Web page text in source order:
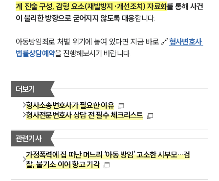
계 진술 구성, 감형 요소(재발방지·개선조치) 자료화를 통해 사건
이 불리한 방향으로 굳어지지 않도록 대응합니다.
아동방임죄로 처벌 위기에 놓여 있다면 지금 바로 🔗형사변호사
법률상담예약을 진행해보시기 바랍니다.
더보기
형사소송변호사가 필요한 이유
형사전문변호사 상담 전 필수 체크리스트
관련기사
가정폭력에 집 떠난 며느리 ‘아동 방임’ 고소한 시부모…검
찰, 불기소 이어 항고 기각